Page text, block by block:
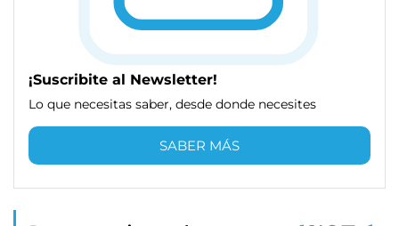
¡Suscribite al Newsletter!
Lo que necesitas saber, desde donde necesites
SABER MÁS